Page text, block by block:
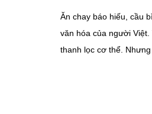
Ăn chay báo hiếu, cầu
văn hóa của người
thanh lọc cơ thể.